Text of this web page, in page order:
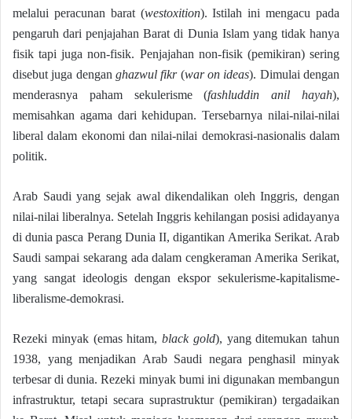
melalui peracunan barat (westoxition). Istilah ini mengacu pada
pengaruh dari penjajahan Barat di Dunia Islam yang tidak hanya
fisik tapi juga non-fisik. Penjajahan non-fisik (pemikiran) sering
disebut juga dengan ghazwul fikr(war on ideas). Dimulai dengan
menderasnya paham sekulerisme (fashluddin anil hayah),
memisahkan agama dari kehidupan. Tersebarnya nilai-nilai-nilai
liberal dalam ekonomi dan nilai-nilai demokrasi-nasionalis dalam
politik.
Arab Saudi yang sejak awal dikendalikan oleh Inggris, dengan
nilai-nilai liberalnya. Setelah Inggris kehilangan posisi adidayanya
di dunia pasca Perang Dunia II, digantikan Amerika Serikat. Arab
Saudi sampai sekarang ada dalam cengkeraman Amerika Serikat,
yang sangat ideologis dengan ekspor sekulerisme-kapitalisme-
liberalisme-demokrasi.
Rezeki minyak (emas hitam, black gold), yang ditemukan tahun
1938, yang menjadikan Arab Saudi negara penghasil minyak
terbesar di dunia. Rezeki minyak bumi ini digunakan membangun
infrastruktur, tetapi secara suprastruktur (pemikiran) tergadaikan